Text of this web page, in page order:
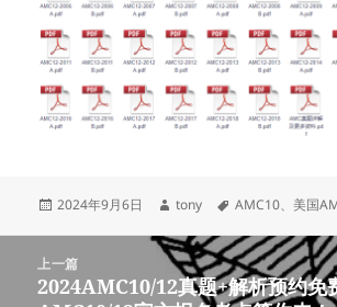
发
2024年9月6日
作
tony
标
AMC10、美国
上一篇
上
2024AMC10/12真题+解析预约免